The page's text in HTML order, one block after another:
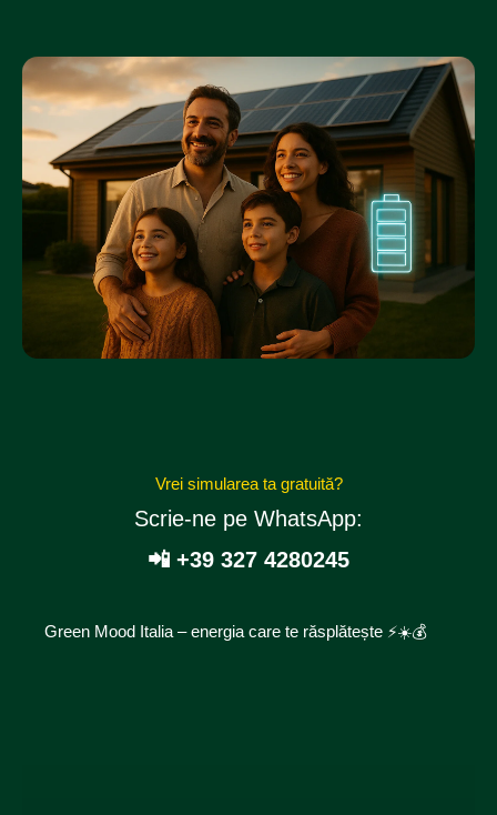
Vrei simularea ta gratuită?
Scrie-ne pe WhatsApp:
📲 +39 327 4280245
Green Mood Italia – energia care te răsplătește ⚡☀️💰